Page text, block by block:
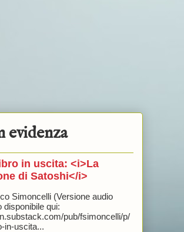
evidenza
in uscita: <i>La
di Satoshi</i>
Simoncelli (Versione audio
disponibile qui:
pub/fsimoncelli/p/
in-uscita...